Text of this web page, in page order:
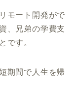
モート開発がで
、兄弟の学費支
です。
期間で人生を帰